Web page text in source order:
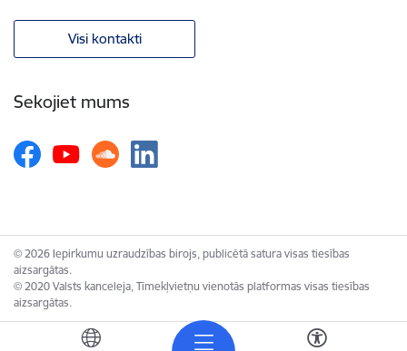
Visi kontakti
Sekojiet mums
© 2026 Iepirkumu uzraudzības birojs, publicētā satura visas tiesības
aizsargātas.
© 2020 Valsts kanceleja, Tīmekļvietņu vienotās platformas visas tiesības
aizsargātas.